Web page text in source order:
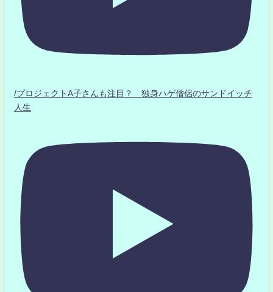
/プロジェクトA子さんも注目？ 独身ハゲ僧侶のサンドイッチ
人生